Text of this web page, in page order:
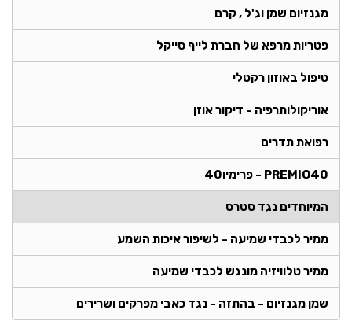
מגנזיום שמן וג'ל , קרם
פטריות מרפא של חברת לייף סייקל
טיפול באוזון רקטלי
אוריקולותרפיה - דיקור אוזן
רפואת תדרים
PREMIO40 - פרימיו40
המיוחדים נגד סטרס
ממיר לכבדי שמיעה - לשיפור איכות השמע
ממיר טלוויזיה מונגש לכבדי שמיעה
שמן מגנזיום - בהתזה - נגד כאבי מפרקים ושרירים